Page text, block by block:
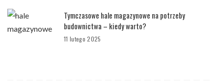
Tymczasowe hale magazynowe na potrzeby
budownictwa – kiedy warto?
11 lutego 2025